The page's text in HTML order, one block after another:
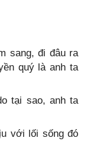
sang, đi đâu ra
quý là anh ta
tại sao, anh ta
với lối sống đó